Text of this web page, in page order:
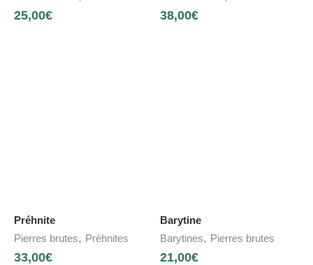
25,00€ 38,00€
Préhnite
Pierres brutes, Préhnites
33,00€
Barytine
Barytines, Pierres brutes
21,00€